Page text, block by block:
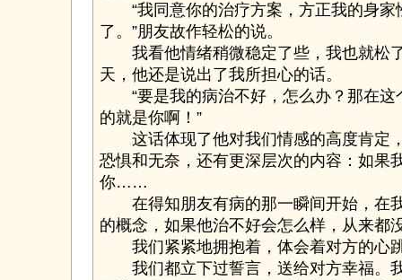
“我同意你的治疗方案，方正我的身家
了。”朋友故作轻松的说。
我看他情绪稍微稳定了些，我也就松
天，他还是说出了我所担心的话。
“要是我的病治不好，怎么办？那在这
的就是你啊！”
这话体现了他对我们情感的高度肯定
恐惧和无奈，还有更深层次的内容：如果
你……
在得知朋友有病的那一瞬间开始，在
的概念，如果他治不好会怎么样，从来都
我们紧紧地拥抱着，体会着对方的心
我们都立下过誓言，送给对方幸福。